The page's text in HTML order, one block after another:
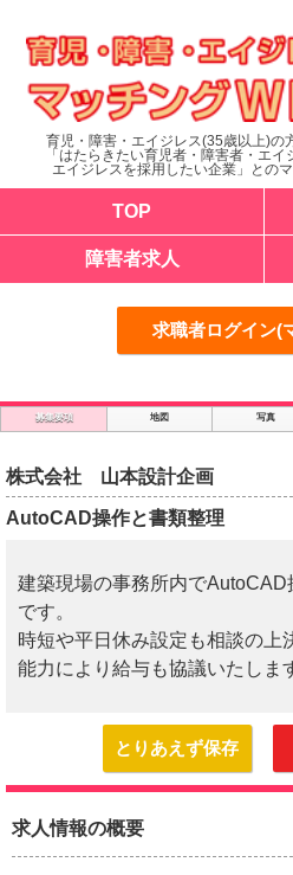
育児・障害・エイジレス(35歳以上)の
「はたらきたい育児者・障害者・エ
エイジレスを採用したい企業」との
TOP
障害者求人
求職者ログイン(
募集要項 地図 写真
株式会社 山本設計企画
AutoCAD操作と書類整理
建築現場の事務所内で
です。
時短や平日休み設定も相談の上
能力により給与も協議いたしま
とりあえず保存
求人情報の概要